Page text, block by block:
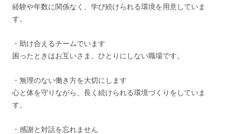
経験や年数に関係なく、学び続けられる環境を用意していま
す。
・助け合えるチームでいます
困ったときはお互いさま。ひとりにしない職場です。
・無理のない働き方を大切にします
心と体を守りながら、長く続けられる環境づくりをしていま
す。
・感謝と対話を忘れません